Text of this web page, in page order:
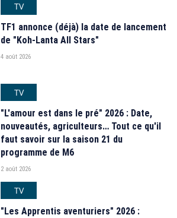
TV
TF1 annonce (déjà) la date de lancement
de "Koh-Lanta All Stars"
4 août 2026
TV
"L'amour est dans le pré" 2026 : Date,
nouveautés, agriculteurs… Tout ce qu'il
faut savoir sur la saison 21 du
programme de M6
2 août 2026
TV
"Les Apprentis aventuriers" 2026 :